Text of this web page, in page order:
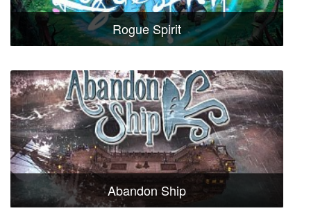
Rogue Spirit
Abandon Ship